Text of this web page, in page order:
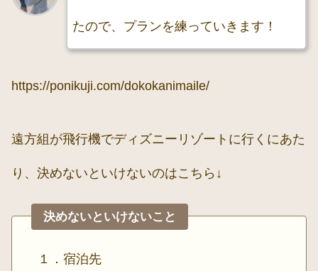
たので、プランを練っていきます！
https://ponikuji.com/dokokanimaile/
遠方組が飛行機でディズニーリゾートに行くにあた
り、決めないといけないのはこちら↓
決めないといけないこと
１．宿泊先